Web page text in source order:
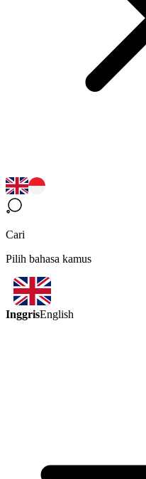
Cari
Pilih bahasa kamus
InggrisEnglish